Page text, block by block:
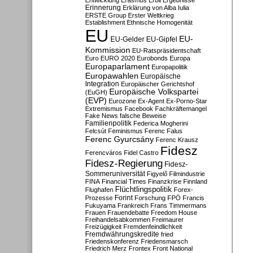
Erinnerung Erklärung von Alba Iulia
ERSTE Group Erster Weltkrieg
Establishment Ethnische Homogenität
EU EU-Gelder EU-Gipfel EU-
Kommission EU-Ratspräsidentschaft
Euro EURO 2020 Eurobonds Europa
Europaparlament Europapolitik
Europawahlen Europäische
Integration Europäischer Gerichtshof
(EuGH) Europäische Volkspartei
(EVP) Eurozone Ex-Agent Ex-Porno-Star
Extremismus Facebook Fachkräftemangel
Fake News falsche Beweise
Familienpolitik Federica Mogherini
Felcsút Feminismus Ferenc Falus
Ferenc Gyurcsány Ferenc Krausz
Ferencváros Fidel Castro Fidesz
Fidesz-Regierung Fidesz-
Sommeruniversität Figyelő Filmindustrie
FINA Financial Times Finanzkrise Finnland
Flughafen Flüchtlingspolitik Forex-
Prozesse Forint Forschung FPÖ Francis
Fukuyama Frankreich Frans Timmermans
Frauen Frauendebatte Freedom House
Freihandelsabkommen Freimaurer
Freizügigkeit Fremdenfeindlichkeit
Fremdwährungskredite fried
Friedenskonferenz Friedensmarsch
Friedrich Merz Frontex Front National